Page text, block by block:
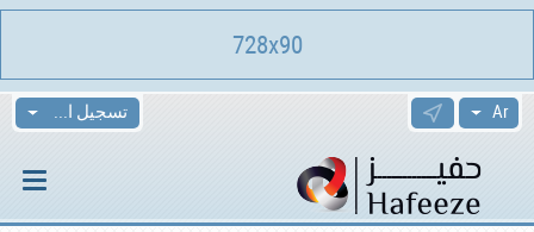
تسجيل الدخول
728x90